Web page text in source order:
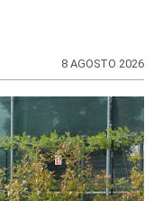
il Venaria
8 AGOSTO 2026